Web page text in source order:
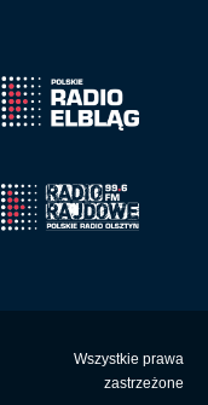
Wszystkie prawa
zastrzeżone